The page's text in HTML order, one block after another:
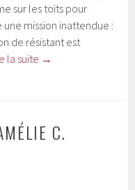
sur les toits pour
mission inattendue :
de résistant est
la suite →
C.